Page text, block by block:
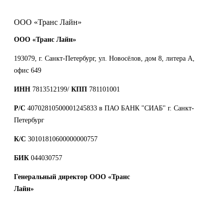
ООО «Транс Лайн»
ООО «Транс Лайн»
193079, г. Санкт-Петербург, ул. Новосёлов, дом 8, литера А,
офис 649
ИНН 7813512199/ КПП 781101001
Р/С 40702810500001245833 в ПАО БАНК "СИАБ" г. Санкт-
Петербург
К/С 30101810600000000757
БИК 044030757
Генеральный директор ООО «Транс
Лайн»